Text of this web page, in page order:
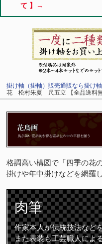
て 】→
掛け軸（掛軸）販売通販なら掛け
花 松村朱夏 尺五立 【全品送料無
格調高い構図で「四季の花
掛けや年中掛けなどを網羅
肉筆
作家本人が伝統技法など
また表装も工芸職人によ